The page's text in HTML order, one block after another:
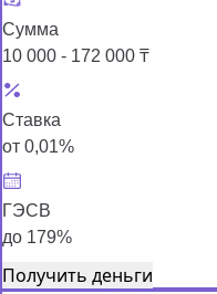
Сумма
10 000 - 172 000 ₸
Ставка
от 0,01%
ГЭСВ
до 179%
Получить деньги